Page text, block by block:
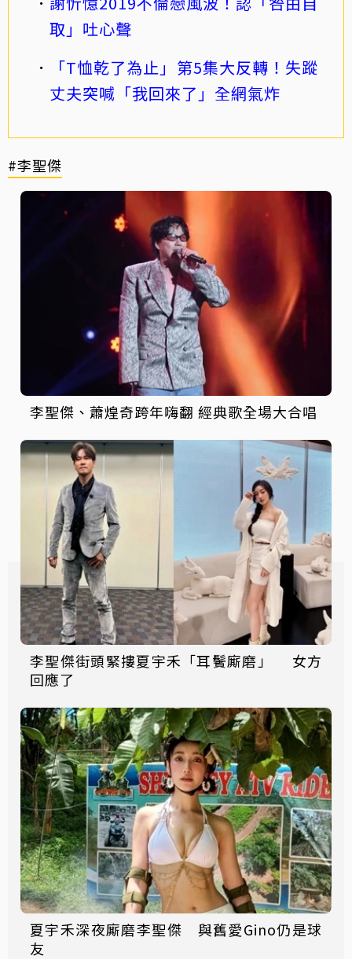
取」吐心聲
「T恤乾了為止」第5集大反轉！失蹤
丈夫突喊「我回來了」全網氣炸
#李聖傑
李聖傑、蕭煌奇跨年嗨翻 經典歌全場大合唱
李聖傑街頭緊摟夏宇禾「耳鬢廝磨」 女方
回應了
夏宇禾深夜廝磨李聖傑 與舊愛Gino仍是球
友